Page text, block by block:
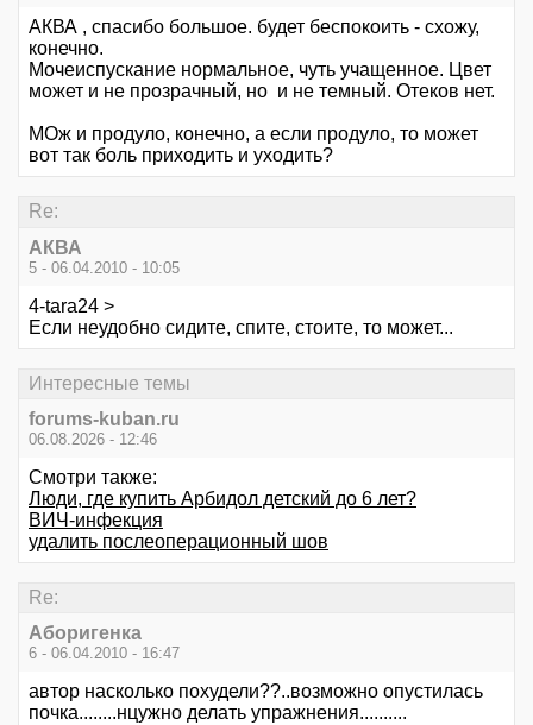
АКВА , спасибо большое. будет беспокоить - схожу,
конечно.
Мочеиспускание нормальное, чуть учащенное. Цвет
может и не прозрачный, но и не темный. Отеков нет.
МОж и продуло, конечно, а если продуло, то может
вот так боль приходить и уходить?
Re:
АКВА
5 - 06.04.2010 - 10:05
4-tara24 >
Если неудобно сидите, спите, стоите, то может...
Интересные темы
forums-kuban.ru
06.08.2026 - 12:46
Смотри также:
Люди, где купить Арбидол детский до 6 лет?
ВИЧ-инфекция
удалить послеоперационный шов
Re:
Аборигенка
6 - 06.04.2010 - 16:47
автор насколько похудели??..возможно опустилась
почка........нцужно делать упражнения..........